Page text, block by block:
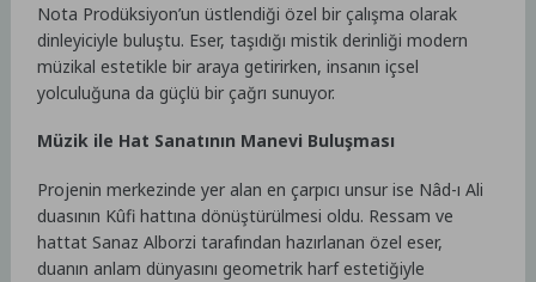
Nota Prodüksiyon’un üstlendiği özel bir çalışma olarak
dinleyiciyle buluştu. Eser, taşıdığı mistik derinliği modern
müzikal estetikle bir araya getirirken, insanın içsel
yolculuğuna da güçlü bir çağrı sunuyor.
Müzik ile Hat Sanatının Manevi Buluşması
Projenin merkezinde yer alan en çarpıcı unsur ise Nâd-ı Ali
duasının Kûfi hattına dönüştürülmesi oldu. Ressam ve
hattat Sanaz Alborzi tarafından hazırlanan özel eser,
duanın anlam dünyasını geometrik harf estetiğiyle